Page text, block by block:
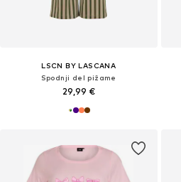
LSCN BY LASCANA
Spodnji del pižame
29,99 €